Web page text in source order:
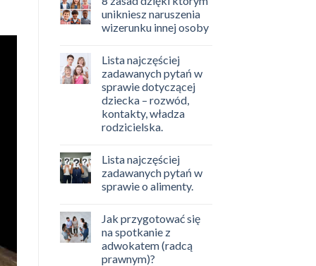
unikniesz naruszenia
wizerunku innej osoby
Lista najczęściej
zadawanych pytań w
sprawie dotyczącej
dziecka – rozwód,
kontakty, władza
rodzicielska.
Lista najczęściej
zadawanych pytań w
sprawie o alimenty.
Jak przygotować się
na spotkanie z
adwokatem (radcą
prawnym)?